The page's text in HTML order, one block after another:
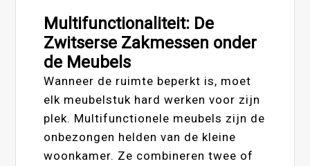
Multifunctionaliteit: De
Zwitserse Zakmessen onder
de Meubels
Wanneer de ruimte beperkt is, moet
elk meubelstuk hard werken voor zijn
plek. Multifunctionele meubels zijn de
onbezongen helden van de kleine
woonkamer. Ze combineren twee of